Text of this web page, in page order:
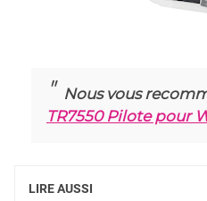
Nous vous
TR7550 Pilote pour
LIRE AUSSI